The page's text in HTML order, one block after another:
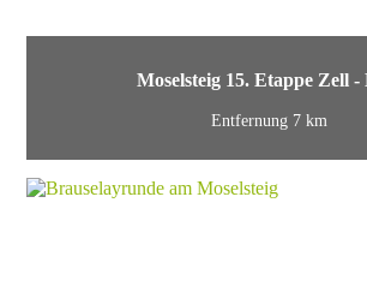
Moselsteig 15. Etappe Zell -
Entfernung 7 km